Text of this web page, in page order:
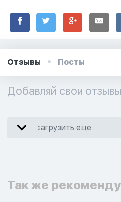
Отзывы Посты
Добавляй свои
загрузить еще
Так же